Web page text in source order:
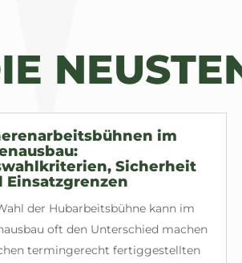
im
Sicherheit
Einsatzgrenzen
der Hubarbeitsbühne kann im
oft den Unterschied machen
termingerecht fertiggestellten